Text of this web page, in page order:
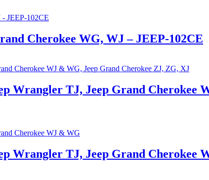
Cherokee WG, WJ – JEEP-102CE
Wrangler TJ, Jeep Grand Cherokee
Wrangler TJ, Jeep Grand Cherokee